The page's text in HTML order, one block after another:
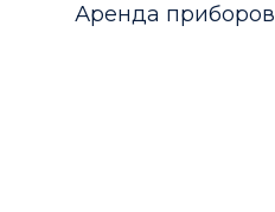
Аренда приборов